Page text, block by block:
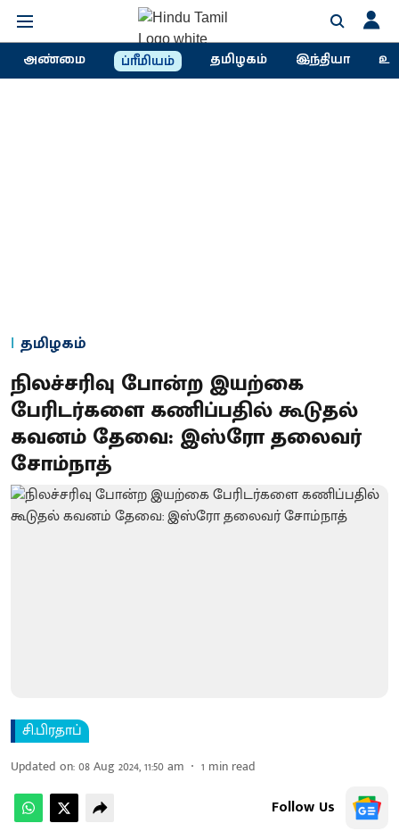
அண்மை ப்ரீமியம் தமிழகம் இந்தியா
தமிழகம்
நிலச்சரிவு போன்ற இயற்கை
பேரிடர்களை கணிப்பதில் கூடுதல்
கவனம் தேவை: இஸ்ரோ தலைவர்
சோம்நாத்
சி.பிரதாப்
Updated on:08 Aug 2024, 11:50 am 1 min read
Follow Us